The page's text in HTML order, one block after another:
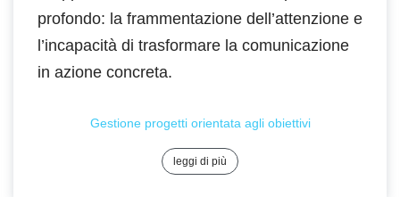
profondo: la frammentazione dell’attenzione e
l’incapacità di trasformare la comunicazione
in azione concreta.
leggi di più
Gestione progetti orientata agli obiettivi